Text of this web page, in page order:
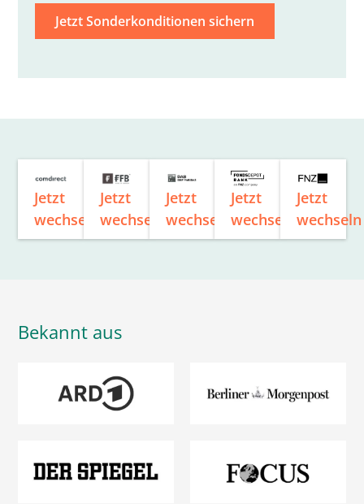
Jetzt Sonderkonditionen sichern
Jetzt
wechseln
Jetzt
wechseln
Jetzt
wechseln
Jetzt
wechseln
Jetzt
wechseln
Bekannt aus